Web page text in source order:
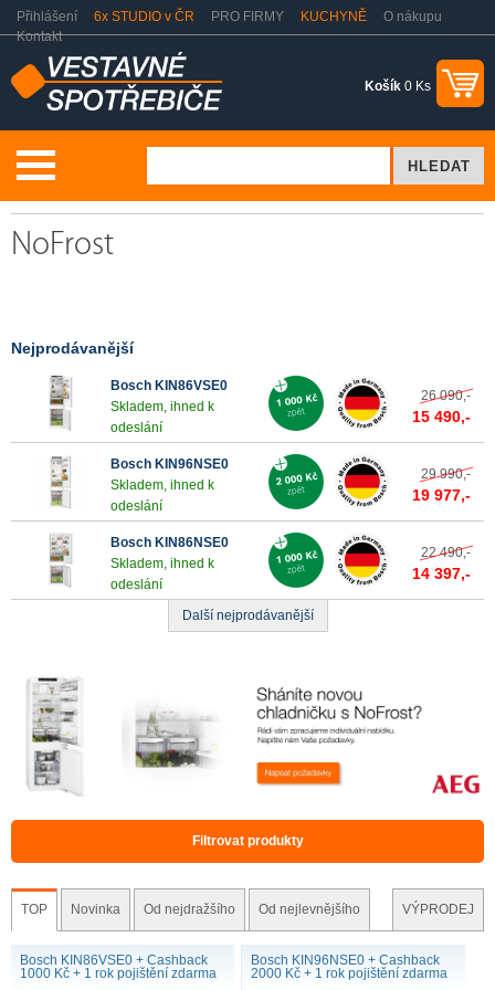
Přihlášení 6x STUDIO v ČR PRO FIRMY KUCHYNĚ
O nákupu
Kontakt
Košík 0 Ks
NoFrost
Nejprodávanější
Bosch KIN86VSE0
Skladem, ihned k
odeslání
26 090,-
15 490,-
Bosch KIN96NSE0
Skladem, ihned k
odeslání
29 990,-
19 977,-
Bosch KIN86NSE0
Skladem, ihned k
odeslání
22 490,-
14 397,-
Další nejprodávanější
Filtrovat produkty
TOP Novinka Od nejdražšího Od nejlevnějšího VÝPRODEJ
Bosch KIN86VSE0 + Cashback
1000 Kč + 1 rok pojištění zdarma
Bosch KIN96NSE0 + Cashback
2000 Kč + 1 rok pojištění zdarma